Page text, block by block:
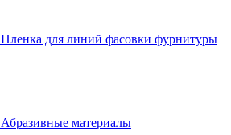
Пленка для линий фасовки фурнитуры
Абразивные материалы